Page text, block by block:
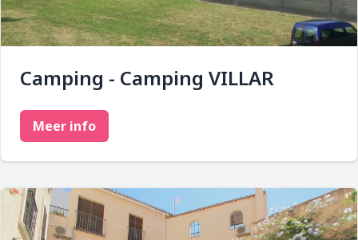
Camping - Camping VILLAR
Meer info